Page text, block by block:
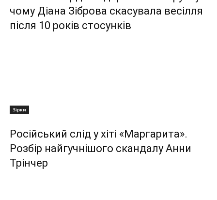
чому Діана Зіброва скасувала весілля
після 10 років стосунків
Зірки
Російський слід у хіті «Маргарита».
Розбір найгучнішого скандалу Анни
Трінчер